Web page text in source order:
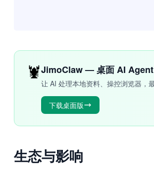
🦞JimoClaw — 桌面 AI Agent
让 AI 处理本地资料、操控浏览器，
下载桌面版
生态与影响